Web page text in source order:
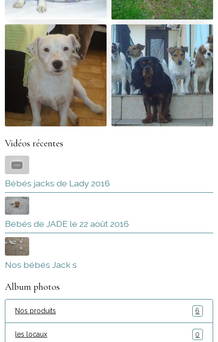
Vidéos récentes
Bébés jacks de Lady 2016
Bébés de JADE le 22 août 2016
Nos bébés Jack s
Album photos
Nos produits 6
les locaux 0